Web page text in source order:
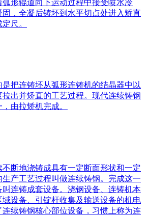
形辊道向下运动过程中接受喷水冷
，全凝后铸坯到水平切点处进入矫直
尺。
把连铸坯从弧形连铸机的结晶器中以
出并矫直的工艺过程。现代连续铸钢
由拉矫机完成。
断地浇铸成具有一定断面形状和一定
生产工艺过程叫做连续铸钢。完成这一
连铸成套设备。浇钢设备、连铸机本
设备、引锭杆收集及输送设备的机电
续铸钢核心部位设备，习惯上称为连